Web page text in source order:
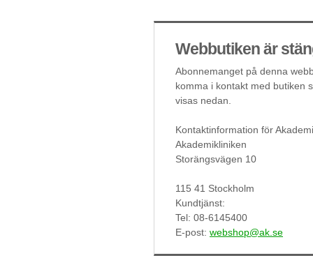
Webbutiken är
Abonnemanget på denna
komma i kontakt med butiken
visas nedan.
Kontaktinformation för
Akademikliniken
Storängsvägen 10
115 41 Stockholm
Kundtjänst:
Tel: 08-6145400
E-post: webshop@ak.se